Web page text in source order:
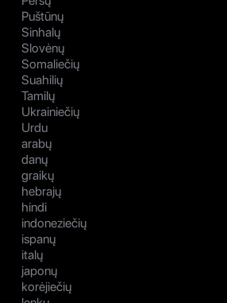
Puštūnų
Sinhalų
Slovėnų
Somaliečių
Suahilių
Tamilų
Ukrainiečių
Urdu
arabų
danų
graikų
hebrajų
hindi
indoneziečių
ispanų
italų
japonų
korėjiečių